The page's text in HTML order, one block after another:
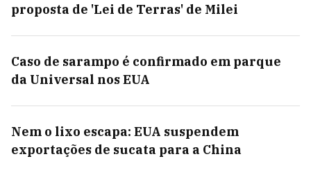
proposta de 'Lei de Terras' de Milei
Caso de sarampo é confirmado em parque
da Universal nos EUA
Nem o lixo escapa: EUA suspendem
exportações de sucata para a China